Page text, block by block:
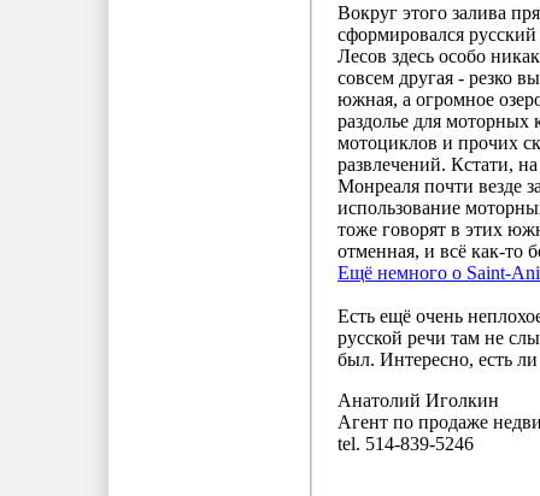
Вокруг этого залива
сформировался
Лесов здесь особо
совсем другая - резко
южная, а огромное
раздолье для моторных
мотоциклов и прочих
развлечений. Кстати,
Монреаля почти везде
использование
тоже говорят в этих
отменная, и всё как-то
Ещё немного о Saint-
Есть ещё очень
русской речи там не
был. Интересно, есть
Анатолий Иголкин
Агент по продаже
tel. 514-839-5246